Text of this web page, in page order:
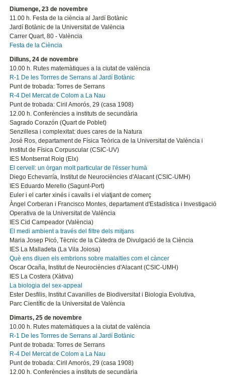
Diumenge, 23 de novembre
11.00 h. Festa de la ciència al Jardí Botànic
Jardí Botànic de la Universitat de València
Carrer Quart, 80 - València
Festa de la Ciència
Dilluns, 24 de novembre
10.00 h. Rutes matemàtiques a la ciutat de valència
R-1 De les Torrres de Serrans al Jardí Botànic
Punt de trobada: Torres de Serrans
R-4 Del Mercat de Colom a La Nau
Punt de trobada: Ciril Amorós, 29 (casa 1908)
12.00 h. Conferències a instituts de secundària
Sagrado Corazón (Quart de Poblet)
Senzillesa i complexitat: dues cares de la Natura
José Ros, departament de Física Teòrica de la Universitat de València i
Institut de Física Corpuscular (CSIC-UV)
IES Montserrat Roig (Elx)
El cervell: un òrgan molt particular de l'ésser humà
Diego Echevarría, Institut de Neurociències d'Alacant (CSIC-UMH)
IES Eduardo Merello (Sagunt-Port)
Euler i el carter xinés i cavalls i el viatjant de comerç
Àngel Corberan i Francisco Montes, departament d'Estadística i Investigació
Operativa de la Universitat de València
IES Cid Campeador (València)
El medi ambient a través del filtre dels mitjans
Maria Josep Picó, Tècnic de la Càtedra de Divulgació de la Ciència
IES La Malladeta (La Vila Joiosa)
Què ens diuen els embrions sobre malalties com el càncer
Oscar Ocaña, Institut de Neurociències d'Alacant (CSIC-UMH)
IES La Costera (Xàtiva)
La biologia del sex-appeal
Ester Desfilis, Institut Cavanilles de Biodiversitat i Biologia Evolutiva,
Parc Científic de la Universitat de València
Dimarts, 25 de novembre
10.00 h. Rutes matemàtiques a la ciutat de valència
R-1 De les Torrres de Serrans al Jardí Botànic
Punt de trobada: Torres de Serrans
R-4 Del Mercat de Colom a La Nau
Punt de trobada: Ciril Amorós, 29 (casa 1908)
12.00 h. Conferències a instituts de secundària